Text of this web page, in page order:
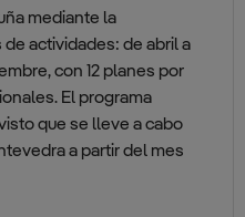
mediante la
actividades: de abril a
con 12 planes por
El programa
que se lleve a cabo
a partir del mes